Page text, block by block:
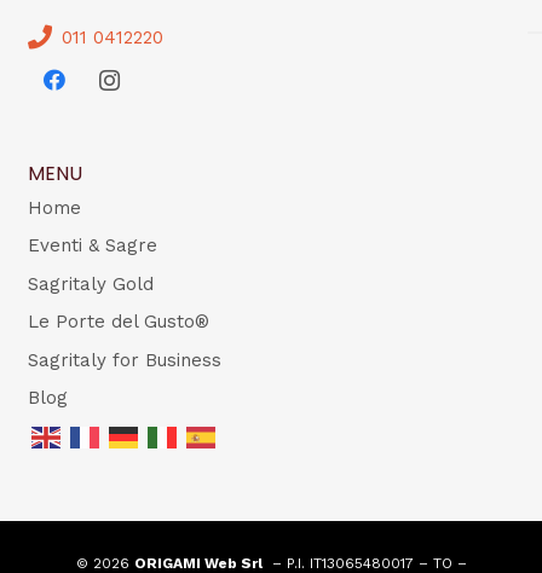
011 0412220
MENU
Home
Eventi & Sagre
Sagritaly Gold
Le Porte del Gusto®
Sagritaly for Business
Blog
© 2026 ORIGAMI Web Srl– P.I. IT13065480017 – TO –